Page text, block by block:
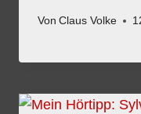
Von Claus Volke